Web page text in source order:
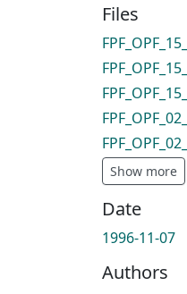
Files
Show more
Date
1996-11-07
Authors